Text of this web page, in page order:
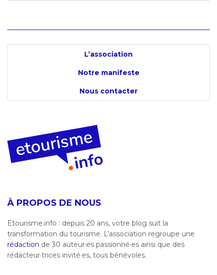
L’association
Notre manifeste
Nous contacter
À PROPOS DE NOUS
Etourisme.info : depuis 20 ans, votre blog suit la
transformation du tourisme. L’association regroupe une
rédaction de 30 auteur·es passionné·es ainsi que des
rédacteur·trices invité·es, tous bénévoles.